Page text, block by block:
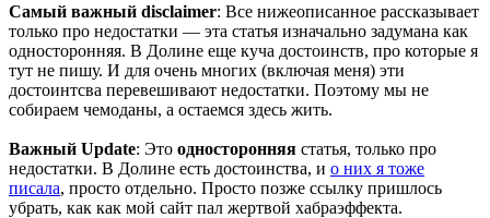
Самый важный disclaimer: Все нижеописанное рассказывает
только про недостатки — эта статья изначально задумана как
односторонняя. В Долине еще куча достоинств, про которые я
тут не пишу. И для очень многих (включая меня) эти
достоинтсва перевешивают недостатки. Поэтому мы не
собираем чемоданы, а остаемся здесь жить.
Важный Update: Это односторонняя статья, только про
недостатки. В Долине есть достоинства, и о них я тоже
писала, просто отдельно. Просто позже ссылку пришлось
убрать, как как мой сайт пал жертвой хабраэффекта.